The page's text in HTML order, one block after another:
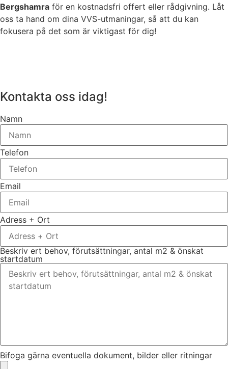
Bergshamra för en kostnadsfri offert eller rådgivning. Låt
oss ta hand om dina VVS-utmaningar, så att du kan
fokusera på det som är viktigast för dig!
Kontakta oss idag!
Namn
Telefon
Email
Adress + Ort
Beskriv ert behov, förutsättningar, antal m2 & önskat
startdatum
Bifoga gärna eventuella dokument, bilder eller ritningar